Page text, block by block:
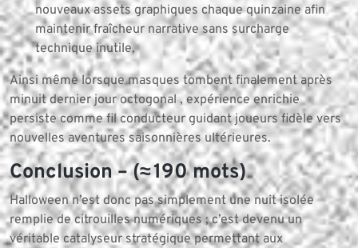
nouveaux assets graphiques chaque quinzaine afin
maintenir fraîcheur narrative sans surcharge
technique inutile,
Ainsi même lorsque masques tombent finalement après
minuit dernier jour octogonal , expérience enrichie
persiste comme fil conducteur guidant joueurs fidèle vers
nouvelles aventures saisonnières ultérieures.
Conclusion – (≈ 190 mots)
Halloween n’est donc pas simplement une nuit isolée
remplie de citrouilles numériques ; c’est devenu un
véritable catalyseur stratégique permettant aux